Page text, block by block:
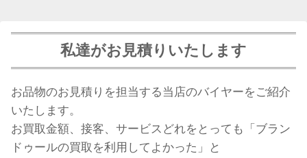
私達がお見積りいたします
お品物のお見積りを担当する当店のバイヤーをご紹介
いたします。
お買取金額、接客、サービスどれをとっても「ブラン
ドゥールの買取を利用してよかった」と